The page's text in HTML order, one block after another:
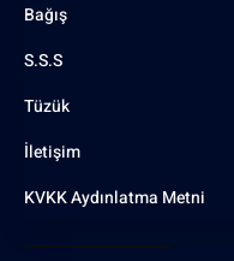
Bağış
S.S.S
Tüzük
İletişim
KVKK Aydınlatma Metni